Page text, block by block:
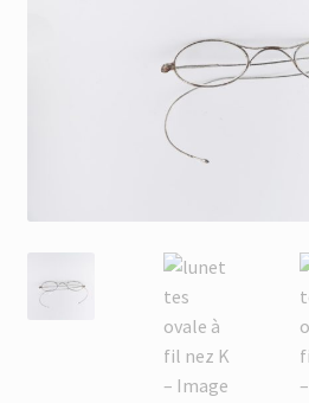
Membres
Mon Compte